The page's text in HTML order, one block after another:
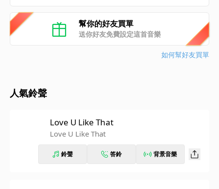
幫你的好友買單
送你好友免費設定這首音樂
如何幫好友買單
人氣鈴聲
Love U Like That
Love U Like That
鈴聲 答鈴 背景音樂